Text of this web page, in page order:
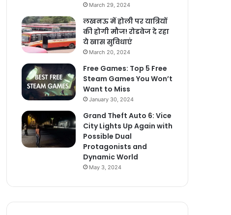
March 29, 2024
लखनऊ में होली पर यात्रियों
की होगी मौज! रोडवेज दे रहा
ये खास सुविधाएं
March 20, 2024
Free Games: Top 5 Free
Steam Games You Won’t
Want to Miss
January 30, 2024
Grand Theft Auto 6: Vice
City Lights Up Again with
Possible Dual
Protagonists and
Dynamic World
May 3, 2024